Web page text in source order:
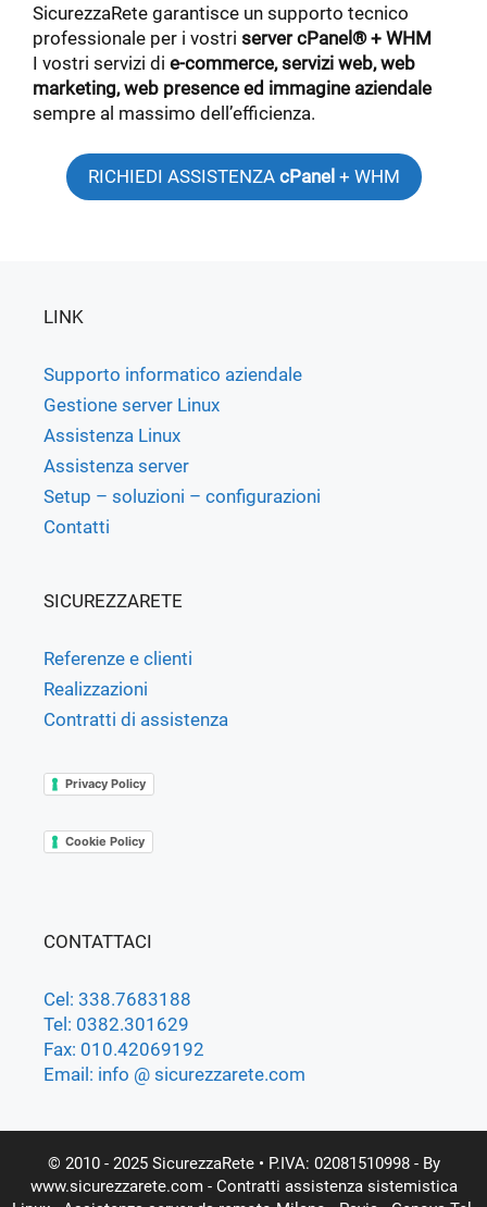
SicurezzaRete garantisce un supporto tecnico
professionale per i vostri servercPanel® + WHM
I vostri servizi di e-commerce, servizi web, web
marketing, web presence ed immagine aziendale
sempre al massimo dell’efficienza.
RICHIEDI ASSISTENZA cPanel + WHM
LINK
Supporto informatico aziendale
Gestione server Linux
Assistenza Linux
Assistenza server
Setup – soluzioni – configurazioni
Contatti
SICUREZZARETE
Referenze e clienti
Realizzazioni
Contratti di assistenza
Privacy Policy
Cookie Policy
CONTATTACI
Cel: 338.7683188
Tel: 0382.301629
Fax: 010.42069192
Email: info @ sicurezzarete.com
© 2010 - 2025 SicurezzaRete• P.IVA: 02081510998 - By
www.sicurezzarete.com - Contratti assistenza sistemistica